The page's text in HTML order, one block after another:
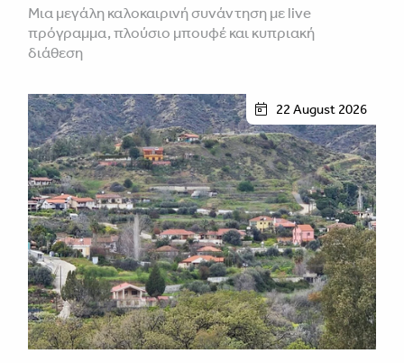
Μια μεγάλη καλοκαιρινή συνάντηση με live
πρόγραμμα, πλούσιο μπουφέ και κυπριακή
διάθεση
22 August 2026